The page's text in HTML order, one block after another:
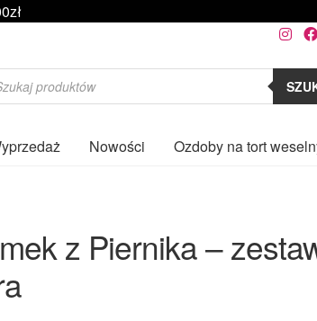
Nowości Ozdoby na tort
z Piernika –